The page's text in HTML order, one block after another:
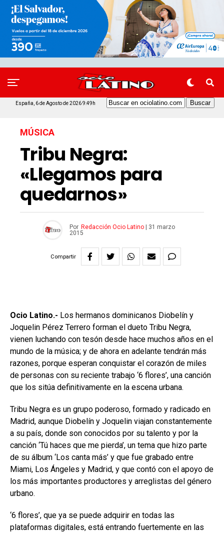
España, 6 de Agosto de 2026 9:49h
MÚSICA
Tribu Negra:
«Llegamos para
quedarnos»
Por Redacción Ocio Latino
31 marzo
2015
Compartir
Ocio Latino.- Los hermanos dominicanos Diobelín y
Joquelin Pérez Terrero forman el dueto Tribu Negra,
vienen luchando con tesón desde hace muchos años en el
mundo de la música; y de ahora en adelante tendrán más
razones, porque esperan conquistar el corazón de miles
de personas con su reciente trabajo ‘6 flores’, una canción
que los sitúa definitivamente en la escena urbana.
Tribu Negra es un grupo poderoso, formado y radicado en
Madrid, aunque Diobelín y Joquelin viajan constantemente
a su país, donde son conocidos por su talento y por la
canción ‘Tú haces que me pierda’, un tema que hizo parte
de su álbum ‘Los canta más’ y que fue grabado entre
Miami, Los Ángeles y Madrid, y que contó con el apoyo de
los más importantes productores y arreglistas del género
urbano.
‘6 flores’, que ya se puede adquirir en todas las
plataformas digitales, está entrando fuertemente en las